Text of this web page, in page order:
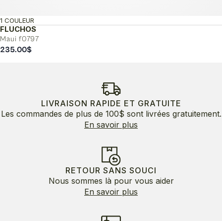
FLUCHOS
Maui f0797
1 COULEUR
235.00$
LIVRAISON RAPIDE ET GRATUITE
Les commandes de plus de 100$ sont livrées gratuitement.
En savoir plus
RETOUR SANS SOUCI
Nous sommes là pour vous aider
En savoir plus